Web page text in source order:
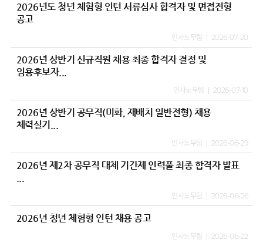
2026년도 청년 체험형 인턴 서류심사 합격자 및 면접전형
공고
인사노무팀 2026-07-20
2026년 상반기 신규직원 채용 최종 합격자 결정 및
임용후보자...
인사노무팀 2026-07-10
2026년 상반기 공무직(미화, 재배치 일반전형) 채용
체력실기...
인사노무팀 2026-06-29
2026년 제2차 공무직 대체 기간제 인력풀 최종 합격자 발표
인사노무팀 2026-06-26
2026년 청년 체험형 인턴 채용 공고
인사노무팀 2026-06-22